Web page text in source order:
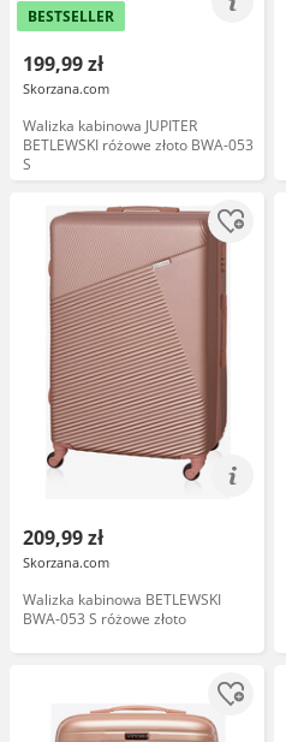
BESTSELLER
199,99 zł
Skorzana.com
Walizka kabinowa JUPITER
BETLEWSKI różowe złoto BWA-053
S
209,99 zł
Skorzana.com
Walizka kabinowa BETLEWSKI
BWA-053 S różowe złoto